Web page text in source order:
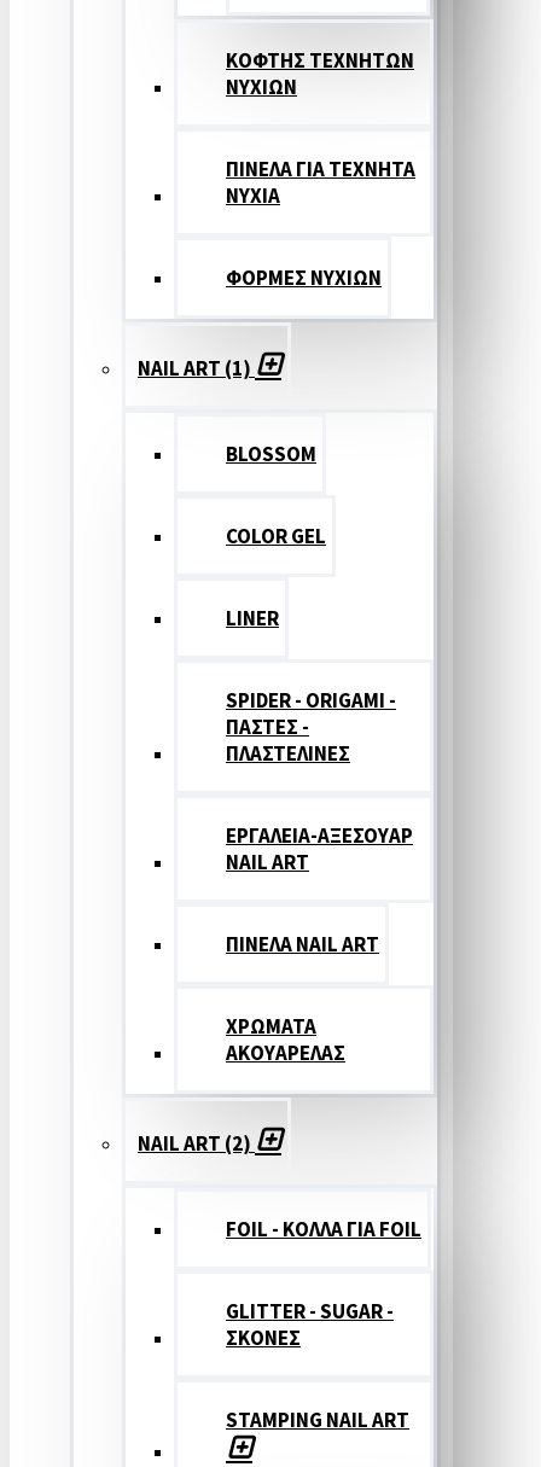
ΚΟΦΤΗΣ ΤΕΧΝΗΤΩΝ
ΝΥΧΙΩΝ
ΠΙΝΕΛΑ ΓΙΑ ΤΕΧΝΗΤΑ
ΝΥΧΙΑ
ΦΟΡΜΕΣ ΝΥΧΙΩΝ
NAIL ART (1)
BLOSSOM
COLOR GEL
LINER
SPIDER - ORIGAMI -
ΠΑΣΤΕΣ -
ΠΛΑΣΤΕΛΙΝΕΣ
ΕΡΓΑΛΕΙΑ-ΑΞΕΣΟΥΑΡ
NAIL ART
ΠΙΝΕΛΑ NAIL ART
ΧΡΩΜΑΤΑ
ΑΚΟΥΑΡΕΛΑΣ
NAIL ART (2)
FOIL - ΚΟΛΛΑ ΓΙΑ FOIL
GLITTER - SUGAR -
ΣΚΟΝΕΣ
STAMPING NAIL ART